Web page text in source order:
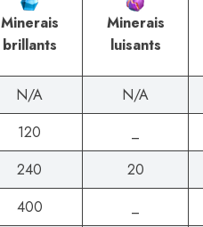
Minerais
brillants
Minerais
luisants
N/A N/A
120
240 20
400